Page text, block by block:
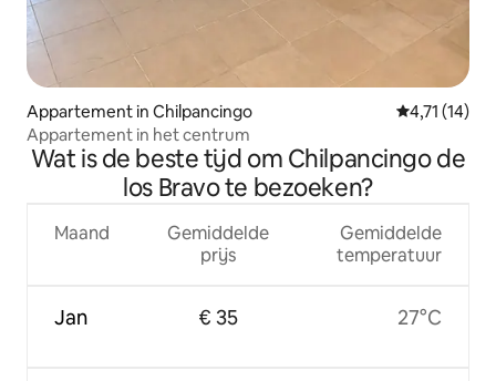
Appartement in Chilpancingo Gemiddelde
4,71 (14)
Appartement in het centrum
Wat is de beste tijd om Chilpancingo de
los Bravo te bezoeken?
Maand
Jan
Gemiddelde
prijs
€ 35
Gemiddelde
temperatuur
27°C